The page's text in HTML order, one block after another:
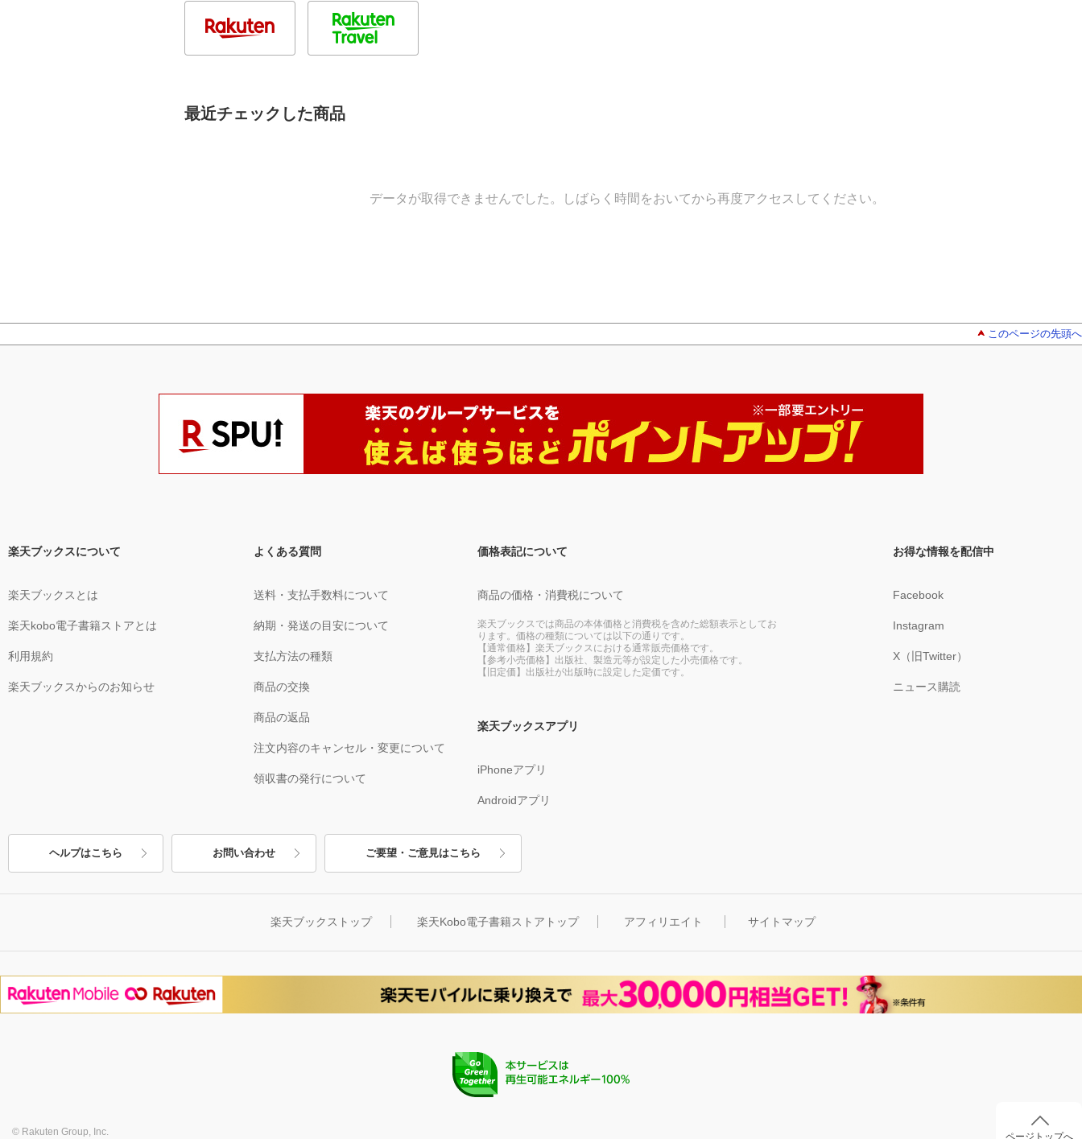
最近チェックした商品
データが取得できませんでした。しばらく時間をおいてから再度アクセスしてください。
このページの先頭へ
楽天ブックスについて
楽天ブックスとは
楽天kobo電子書籍ストアとは
利用規約
楽天ブックスからのお知らせ
よくある質問
送料・支払手数料について
納期・発送の目安について
支払方法の種類
商品の交換
商品の返品
注文内容のキャンセル・変更について
領収書の発行について
価格表記について
商品の価格・消費税について
楽天ブックスでは商品の本体価格と消費税を含めた総額表示としてお
ります。価格の種類については以下の通りです。
【通常価格】楽天ブックスにおける通常販売価格です。
【参考小売価格】出版社、製造元等が設定した小売価格です。
【旧定価】出版社が出版時に設定した定価です。
楽天ブックスアプリ
iPhoneアプリ
Androidアプリ
お得な情報を配信中
Facebook
Instagram
X（旧Twitter）
ニュース購読
ヘルプはこちら お問い合わせ ご要望・ご意見はこちら
楽天ブックストップ 楽天Kobo電子書籍ストアトップ アフィリエイト サイトマップ
© Rakuten Group, Inc. ページトップへ